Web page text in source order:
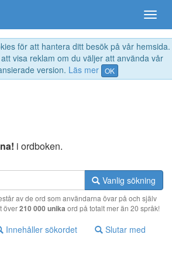
för att hantera ditt besök på vår hemsida.
visa reklam om du väljer att använda vår
version. Läs mer OK
i ordboken.
Vanlig sökning
av de ord som användarna övar på och själv
över210 000 unika ord på totalt mer än 20 språk!
Innehåller sökordet Slutar med